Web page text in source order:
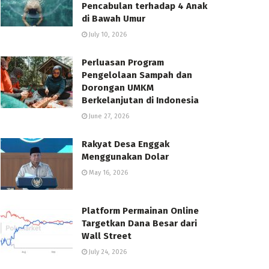
Pencabulan terhadap 4 Anak
di Bawah Umur
July 10, 2026
Perluasan Program
Pengelolaan Sampah dan
Dorongan UMKM
Berkelanjutan di Indonesia
June 27, 2026
Rakyat Desa Enggak
Menggunakan Dolar
May 16, 2026
Platform Permainan Online
Targetkan Dana Besar dari
Wall Street
July 24, 2026